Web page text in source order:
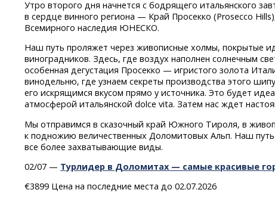
Утро второго дня начнется с бодрящего итальянского
в сердце винного региона — Край Просекко (Prosecco
Всемирного наследия ЮНЕСКО.
Наш путь проляжет через живописные холмы, покрытые
виноградников. Здесь, где воздух наполнен солнечным
особенная дегустация Просекко — игристого золота
винодельню, где узнаем секреты производства этого
его искрящимся вкусом прямо у источника. Это будет
атмосферой итальянской dolce vita. Затем нас ждет
Мы отправимся в сказочный край Южного Тироля, в
к подножию величественных Доломитовых Альп. Наш
все более захватывающие виды.
02/07 — Турлидер в Доломитах — самые красивые
€3899 Цена на последние места до 02.07.2026